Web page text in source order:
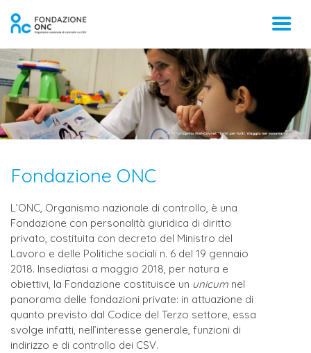
Fondazione ONC
L’ONC, Organismo nazionale di controllo, è una
Fondazione con personalità giuridica di diritto
privato, costituita con decreto del Ministro del
Lavoro e delle Politiche sociali n. 6 del 19 gennaio
2018. Insediatasi a maggio 2018, per natura e
obiettivi, la Fondazione costituisce un unicum nel
panorama delle fondazioni private: in attuazione di
quanto previsto dal Codice del Terzo settore, essa
svolge infatti, nell’interesse generale, funzioni di
indirizzo e di controllo dei CSV.